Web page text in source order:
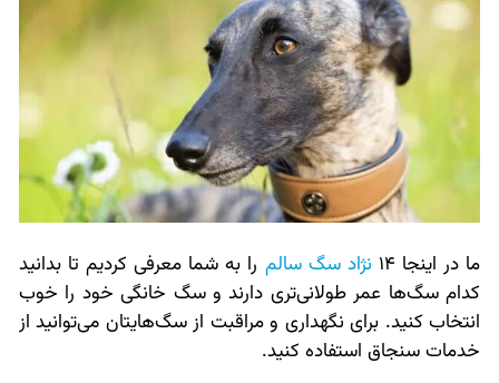
ما در اینجا 14 نژاد سگ سالم را به شما معرفی کردیم تا بدانید
کدام سگ‌ها عمر طولانی‌تری دارند و سگ خانگی خود را خوب
انتخاب کنید. برای نگهداری و مراقبت از سگ‌هایتان می‌توانید از
خدمات سنجاق استفاده کنید.